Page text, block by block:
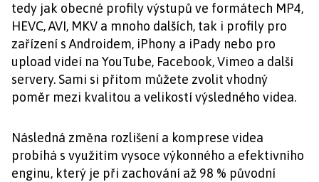
tedy jak obecné profily výstupů ve formátech MP4,
HEVC, AVI, MKV a mnoho dalších, tak i profily pro
zařízení s Androidem, iPhony a iPady nebo pro
upload videí na YouTube, Facebook, Vimeo a další
servery. Sami si přitom můžete zvolit vhodný
poměr mezi kvalitou a velikostí výsledného videa.
Následná změna rozlišení a komprese videa
probíhá s využitím vysoce výkonného a efektivního
enginu, který je při zachování až 98 % původní